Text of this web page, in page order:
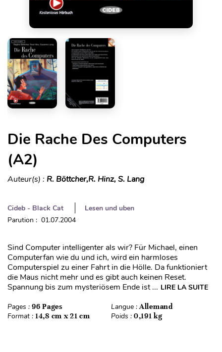
Die Rache Des Computers
(A2)
Auteur(s) : R. Böttcher,R. Hinz, S. Lang
Cideb - Black Cat
Lesen und uben
Parution : 01.07.2004
Sind Computer intelligenter als wir? Für Michael, einen
Computerfan wie du und ich, wird ein harmloses
Computerspiel zu einer Fahrt in die Hölle. Da funktioniert
die Maus nicht mehr und es gibt auch keinen Reset.
Spannung bis zum mysteriösem Ende ist ... LIRE LA SUITE
Pages : 96 Pages Langue :Allemand
Format : 14,8 cm x 21 cm Poids : 0,191 kg